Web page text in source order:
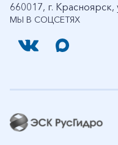
МЫ В СОЦСЕТЯХ
660017, г.